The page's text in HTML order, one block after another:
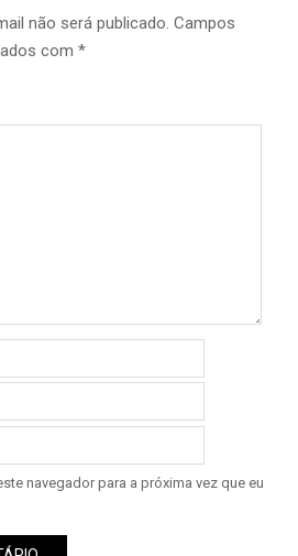
não será publicado. Campos
com *
navegador para a próxima vez que eu